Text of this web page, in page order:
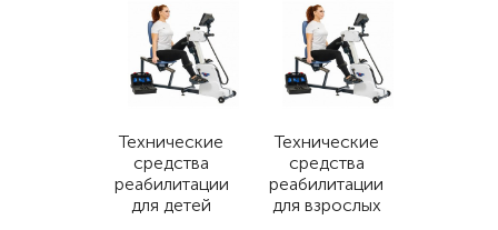
Технические
средства
реабилитации
для детей
Технические
средства
реабилитации
для взрослых